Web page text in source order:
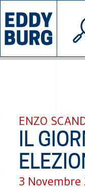
INIZIATIVE
©
ENZO
IL
3 Novembre